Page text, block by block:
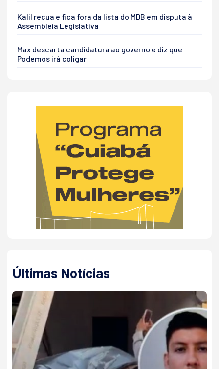
Kalil recua e fica fora da lista do MDB em disputa à
Assembleia Legislativa
Max descarta candidatura ao governo e diz que
Podemos irá coligar
Últimas Notícias